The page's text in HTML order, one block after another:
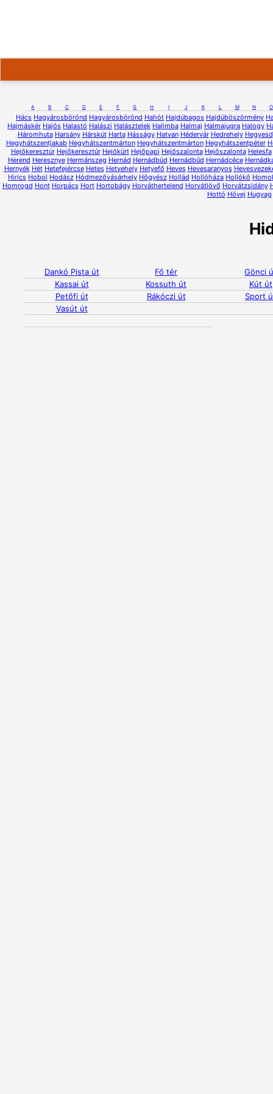
A B C D E F G H I J K L M N O
Hács Hagyárosbörönd Hagyárosbörönd Hahót Hajdúbagos Hajdúböszörmény
Hajmáskér Hajós Halastó Halászi Halásztelek Halimba Halmaj Halmajugra Halogy
Háromhuta Harsány Hárskút Harta Hásságy Hatvan Hédervár Hedrehely Hegyesd
Hegyhátszentjakab Hegyhátszentmárton Hegyhátszentmárton Hegyhátszentpéter
Hejőkeresztúr Hejőkeresztúr Hejőkürt Hejőpapi Hejőszalonta Hejőszalonta Helesfa
Herend Heresznye Hermánszeg Hernád Hernádbüd Hernádbűd Hernádcéce
Hernyék Hét Hetefejércse Hetes Hetvehely Hetyefő Heves Hevesaranyos
Hirics Hobol Hodász Hódmezővásárhely Hőgyész Hollád Hollóháza Hollókő
Homrogd Hont Horpács Hort Hortobágy Horváthertelend Horvátlövő Horvátzsidány
Hottó Hövej Hugyag
Dankó Pista út Fő tér
Gönci
Kassai út
Kossuth út
Kút út
Petőfi út
Rákóczi út
Sport
Vasút út